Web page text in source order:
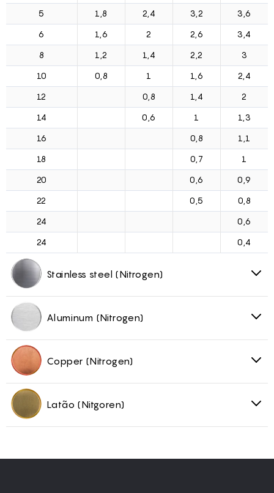
5 1,8 2,4 3,2 3,6
6 1,6 2 2,6 3,4
8 1,2 1,4 2,2 3
10 0,8 1 1,6 2,4
12 0,8 1,4 2
14 0,6 1 1,3
16 0,8 1,1
18 0,7 1
20 0,6 0,9
22 0,5 0,8
24 0,6
24 0,4
Stainless steel (Nitrogen)
Aluminum (Nitrogen)
Copper (Nitrogen)
Latão (Nitgoren)